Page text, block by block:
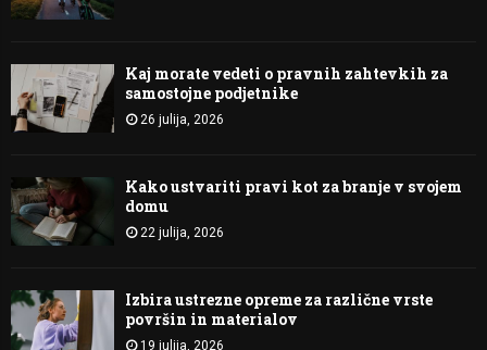
Kaj morate vedeti o pravnih zahtevkih za
samostojne podjetnike
26 julija, 2026
Kako ustvariti pravi kot za branje v svojem
domu
22 julija, 2026
Izbira ustrezne opreme za različne vrste
površin in materialov
19 julija, 2026